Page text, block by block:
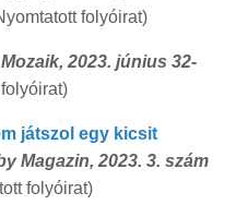
folyóirat)
2023. június 32-
játszol egy kicsit
Magazin, 2023. 3. szám
folyóirat)